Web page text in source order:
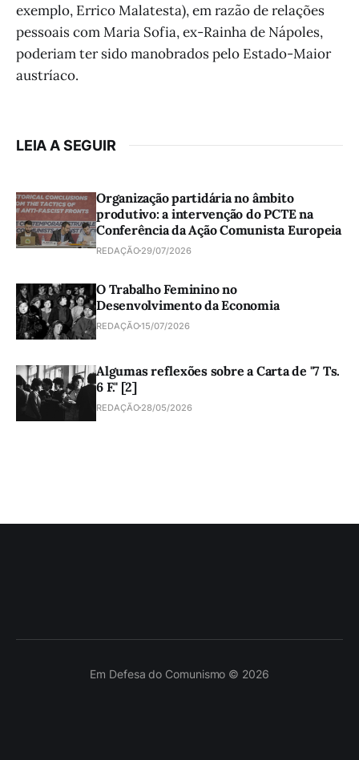
exemplo, Errico Malatesta), em razão de relações
pessoais com Maria Sofia, ex-Rainha de Nápoles,
poderiam ter sido manobrados pelo Estado-Maior
austríaco.
LEIA A SEGUIR
Organização partidária no âmbito
produtivo: a intervenção do PCTE na
Conferência da Ação Comunista Europeia
REDAÇÃO 29/07/2026
O Trabalho Feminino no
Desenvolvimento da Economia
REDAÇÃO15/07/2026
Algumas reflexões sobre a Carta de "7 Ts.
6 F." [2]
REDAÇÃO 28/05/2026
Em Defesa do Comunismo © 2026